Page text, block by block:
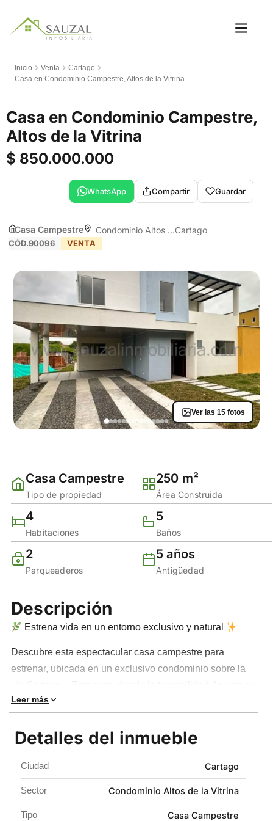
Inicio Venta
Cartago
Casa en Condominio Campestre, Altos de la Vitrina
Casa en Condominio Campestre,
Altos de la Vitrina
$ 850.000.000
WhatsApp Compartir Guardar
Casa Campestre Condominio Altos de la VitrinaCartago
CÓD.90096 VENTA
Ver las 15 fotos
Casa Campestre
Tipo de propiedad
250 m²
Área Construida
4
Habitaciones
5
Baños
2
Parqueaderos
5 años
Antigüedad
Descripción
Estrena vida en un entorno exclusivo y natural
Descubre esta espectacular casa campestre para
estrenar, ubicada en un exclusivo condominio sobre la
el confort se convierten en tu día a día.
esta propiedad de dos niveles ofrece espacios
modernos, iluminados y perfectamente distribuidos.
Cuenta con 4 habitaciones, todas con baño privado (2
con vestier), además de baño social, brindando
privacidad y comodidad para toda la familia.
Leer más
Detalles del inmueble
Ciudad Cartago
Sector Condominio Altos de la Vitrina
Tipo Casa Campestre